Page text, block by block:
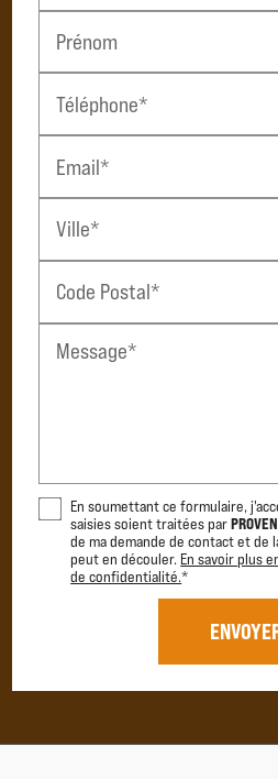
Prénom
Téléphone*
Email*
Ville*
Code Postal*
Message*
En soumettant ce formulaire,
saisies soient traitées par
de ma demande de contact et de
peut en découler. En savoir plus
de confidentialité.*